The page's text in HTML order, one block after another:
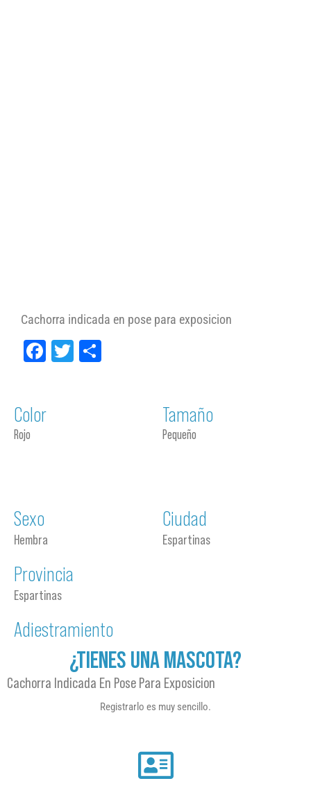
Cachorra indicada en pose para exposicion
Facebook
Twitter
Color
Rojo
Tamaño
Pequeño
Sexo
Hembra
Ciudad
Espartinas
Provincia
Espartinas
Adiestramiento
¿TIENES UNA MASCOTA?
Cachorra Indicada En Pose Para Exposicion
Registrarlo es muy sencillo.